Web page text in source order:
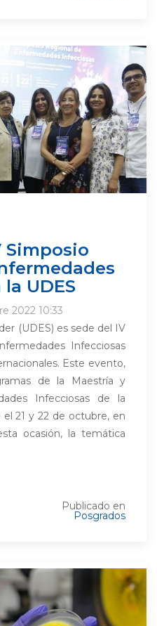
Simposio
UDES
2022 10:33
(UDES) es sede del IV
Infecciosas
Este evento,
de la Maestría y
Infecciosas de la
el 21 y 22 de octubre, en
ocasión, la temática
Publicado en
Posgrados